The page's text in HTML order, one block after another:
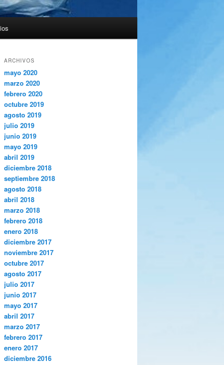
ARCHIVOS
mayo 2020
marzo 2020
febrero 2020
octubre 2019
agosto 2019
julio 2019
junio 2019
mayo 2019
abril 2019
diciembre 2018
septiembre 2018
agosto 2018
abril 2018
marzo 2018
febrero 2018
enero 2018
diciembre 2017
noviembre 2017
octubre 2017
agosto 2017
julio 2017
junio 2017
mayo 2017
abril 2017
marzo 2017
febrero 2017
enero 2017
diciembre 2016